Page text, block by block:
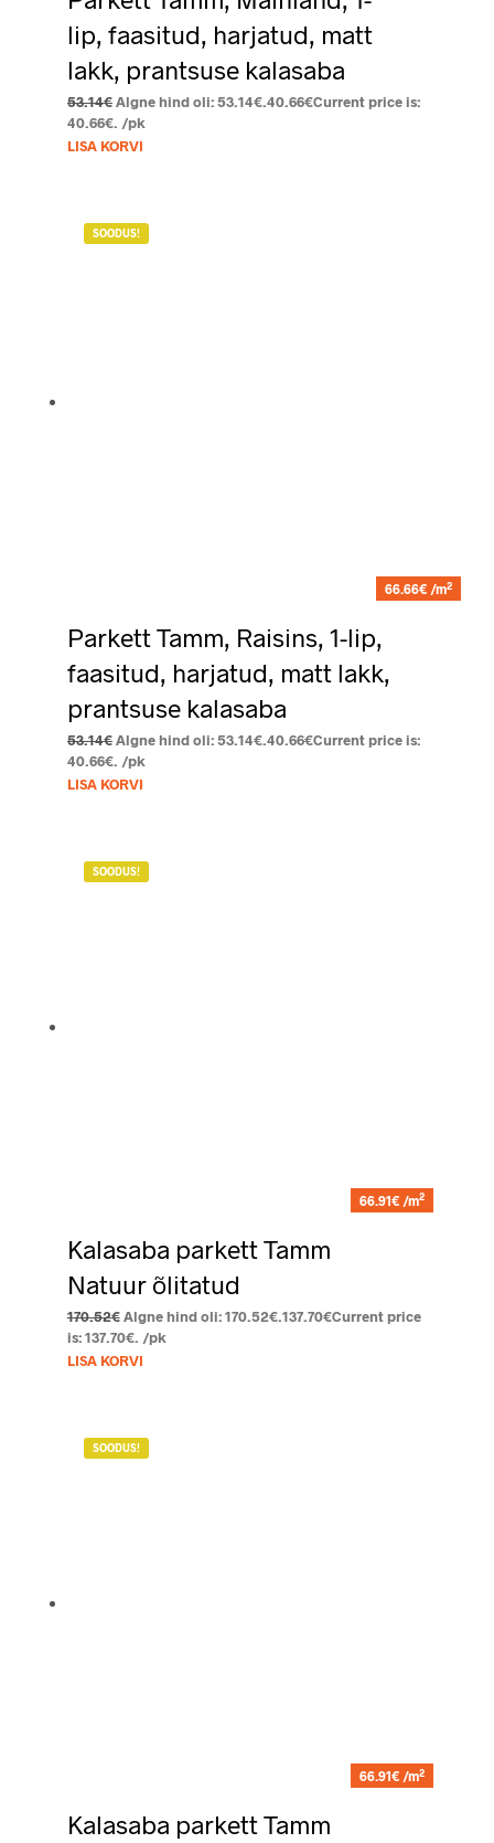
lip, faasitud, harjatud, matt
lakk, prantsuse kalasaba
53.14€ Algne hind oli: 53.14€.40.66€Current price is:
40.66€. /pk
LISA KORVI
SOODUS!
66.66€ /m2
Parkett Tamm, Raisins, 1-lip,
faasitud, harjatud, matt lakk,
prantsuse kalasaba
53.14€ Algne hind oli: 53.14€.40.66€Current price is:
40.66€. /pk
LISA KORVI
SOODUS!
66.91€ /m2
Kalasaba parkett Tamm
Natuur õlitatud
170.52€ Algne hind oli: 170.52€.137.70€Current price
is: 137.70€. /pk
LISA KORVI
SOODUS!
66.91€ /m2
Kalasaba parkett Tamm